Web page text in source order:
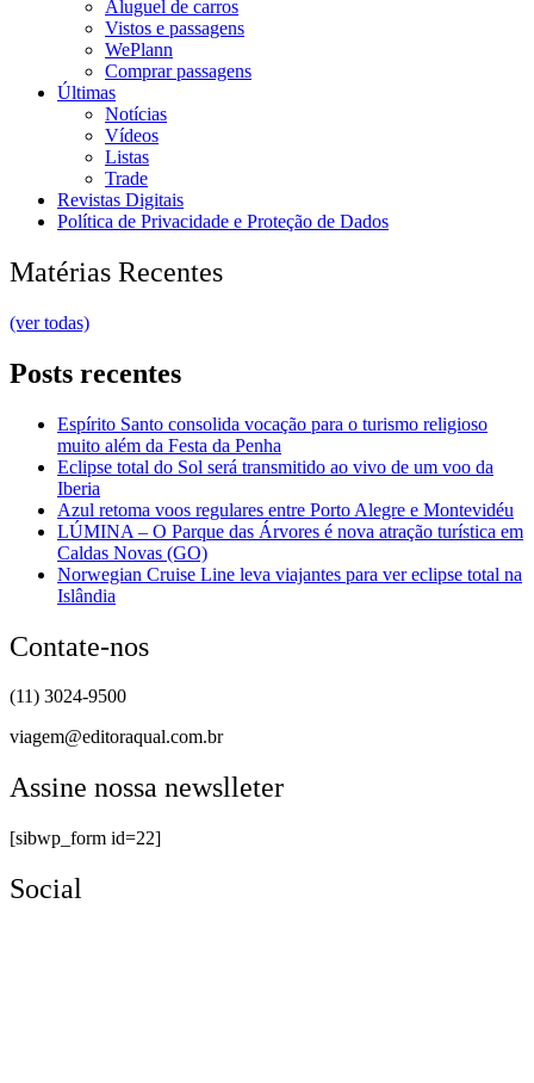
Aluguel de carros
Vistos e passagens
WePlann
Comprar passagens
Últimas
Notícias
Vídeos
Listas
Trade
Revistas Digitais
Política de Privacidade e Proteção de Dados
Matérias Recentes
(ver todas)
Posts recentes
Espírito Santo consolida vocação para o turismo religioso
muito além da Festa da Penha
Eclipse total do Sol será transmitido ao vivo de um voo da
Iberia
Azul retoma voos regulares entre Porto Alegre e Montevidéu
LÚMINA – O Parque das Árvores é nova atração turística em
Caldas Novas (GO)
Norwegian Cruise Line leva viajantes para ver eclipse total na
Islândia
Contate-nos
(11) 3024-9500
viagem@editoraqual.com.br
Assine nossa newslleter
[sibwp_form id=22]
Social